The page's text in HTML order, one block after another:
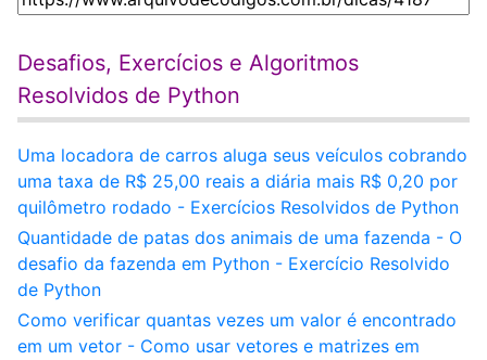
Desafios, Exercícios e Algoritmos
Resolvidos de Python
Uma locadora de carros aluga seus veículos cobrando
uma taxa de R$ 25,00 reais a diária mais R$ 0,20 por
quilômetro rodado - Exercícios Resolvidos de Python
Quantidade de patas dos animais de uma fazenda - O
desafio da fazenda em Python - Exercício Resolvido
de Python
Como verificar quantas vezes um valor é encontrado
em um vetor - Como usar vetores e matrizes em